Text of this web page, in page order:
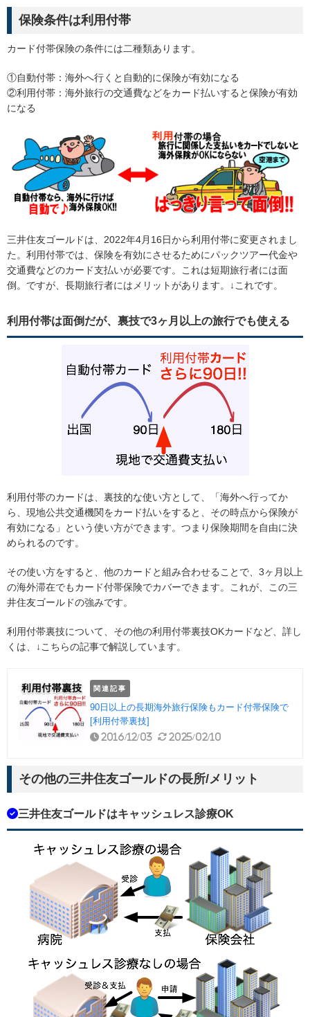
保険条件は利用付帯
カード付帯保険の条件には二種類あります。
①自動付帯：海外へ行くと自動的に保険が有効になる
②利用付帯：海外旅行の交通費などをカード払いすると保険が有効
になる
三井住友ゴールドは、2022年4月16日から利用付帯に変更されまし
た。利用付帯では、保険を有効にさせるためにパックツアー代金や
交通費などのカード支払いが必要です。これは短期旅行者には面
倒。ですが、長期旅行者にはメリットがあります。↓これです。
利用付帯は面倒だが、裏技で3ヶ月以上の旅行でも使える
利用付帯のカードは、裏技的な使い方として、「海外へ行ってか
ら、現地公共交通機関をカード払いをすると、その時点から保険が
有効になる」という使い方ができます。つまり保険期間を自由に決
められるのです。
その使い方をすると、他のカードと組み合わせることで、3ヶ月以上
の海外滞在でもカード付帯保険でカバーできます。これが、この三
井住友ゴールドの強みです。
利用付帯裏技について、その他の利用付帯裏技OKカードなど、詳し
くは、↓こちらの記事で解説しています。
関連記事
90日以上の長期海外旅行保険もカード付帯保険で
[利用付帯裏技]
2016/12/03 2025/02/10
その他の三井住友ゴールドの長所/メリット
三井住友ゴールドはキャッシュレス診療OK